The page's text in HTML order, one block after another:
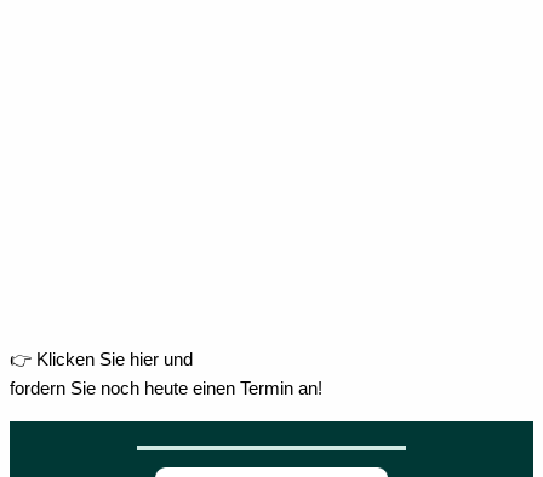
👉 Klicken Sie hier und
fordern Sie noch heute einen Termin an!